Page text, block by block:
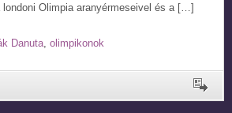
Olimpia aranyérmeseivel és a […]
Danuta olimpikonok